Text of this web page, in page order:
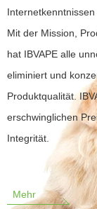
Mit der Mission,
hat IBVAPE alle
eliminiert und
Produktqualität.
erschwinglichen
Integrität.
Mehr